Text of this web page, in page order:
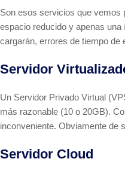
Son esos servicios que vemos
espacio reducido y apenas
cargarán, errores de tiempo de
Servidor
Un Servidor Privado Virtual
más razonable (10 o 20GB).
inconveniente. Obviamente de
Servidor Cloud